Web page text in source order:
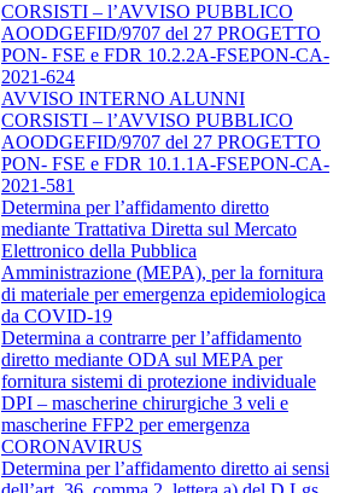
CORSISTI – l’AVVISO PUBBLICO
AOODGEFID/9707 del 27 PROGETTO
PON- FSE e FDR 10.2.2A-FSEPON-CA-
2021-624
AVVISO INTERNO ALUNNI
CORSISTI – l’AVVISO PUBBLICO
AOODGEFID/9707 del 27 PROGETTO
PON- FSE e FDR 10.1.1A-FSEPON-CA-
2021-581
Determina per l’affidamento diretto
mediante Trattativa Diretta sul Mercato
Elettronico della Pubblica
Amministrazione (MEPA), per la fornitura
di materiale per emergenza epidemiologica
da COVID-19
Determina a contrarre per l’affidamento
diretto mediante ODA sul MEPA per
fornitura sistemi di protezione individuale
DPI – mascherine chirurgiche 3 veli e
mascherine FFP2 per emergenza
CORONAVIRUS
Determina per l’affidamento diretto ai sensi